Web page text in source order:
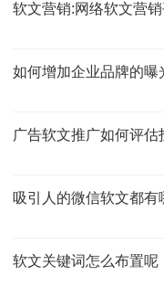
软文营销:网络软文营
如何增加企业品牌的曝
广告软文推广如何评
吸引人的微信软文都有
软文关键词怎么布置呢